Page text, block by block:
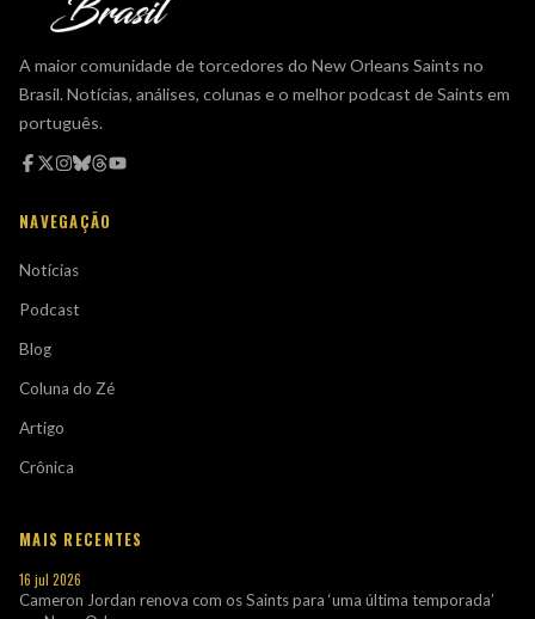
A maior comunidade de torcedores do New Orleans Saints no
Brasil. Notícias, análises, colunas e o melhor podcast de Saints em
português.
NAVEGAÇÃO
Notícias
Podcast
Blog
Coluna do Zé
Artigo
Crônica
MAIS RECENTES
16 jul 2026
Cameron Jordan renova com os Saints para ‘uma última temporada’